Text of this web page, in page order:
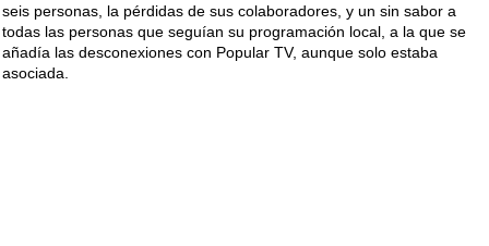
seis personas, la pérdidas de sus colaboradores, y un sin sabor a
todas las personas que seguían su programación local, a la que se
añadía las desconexiones con Popular TV, aunque solo estaba
asociada.